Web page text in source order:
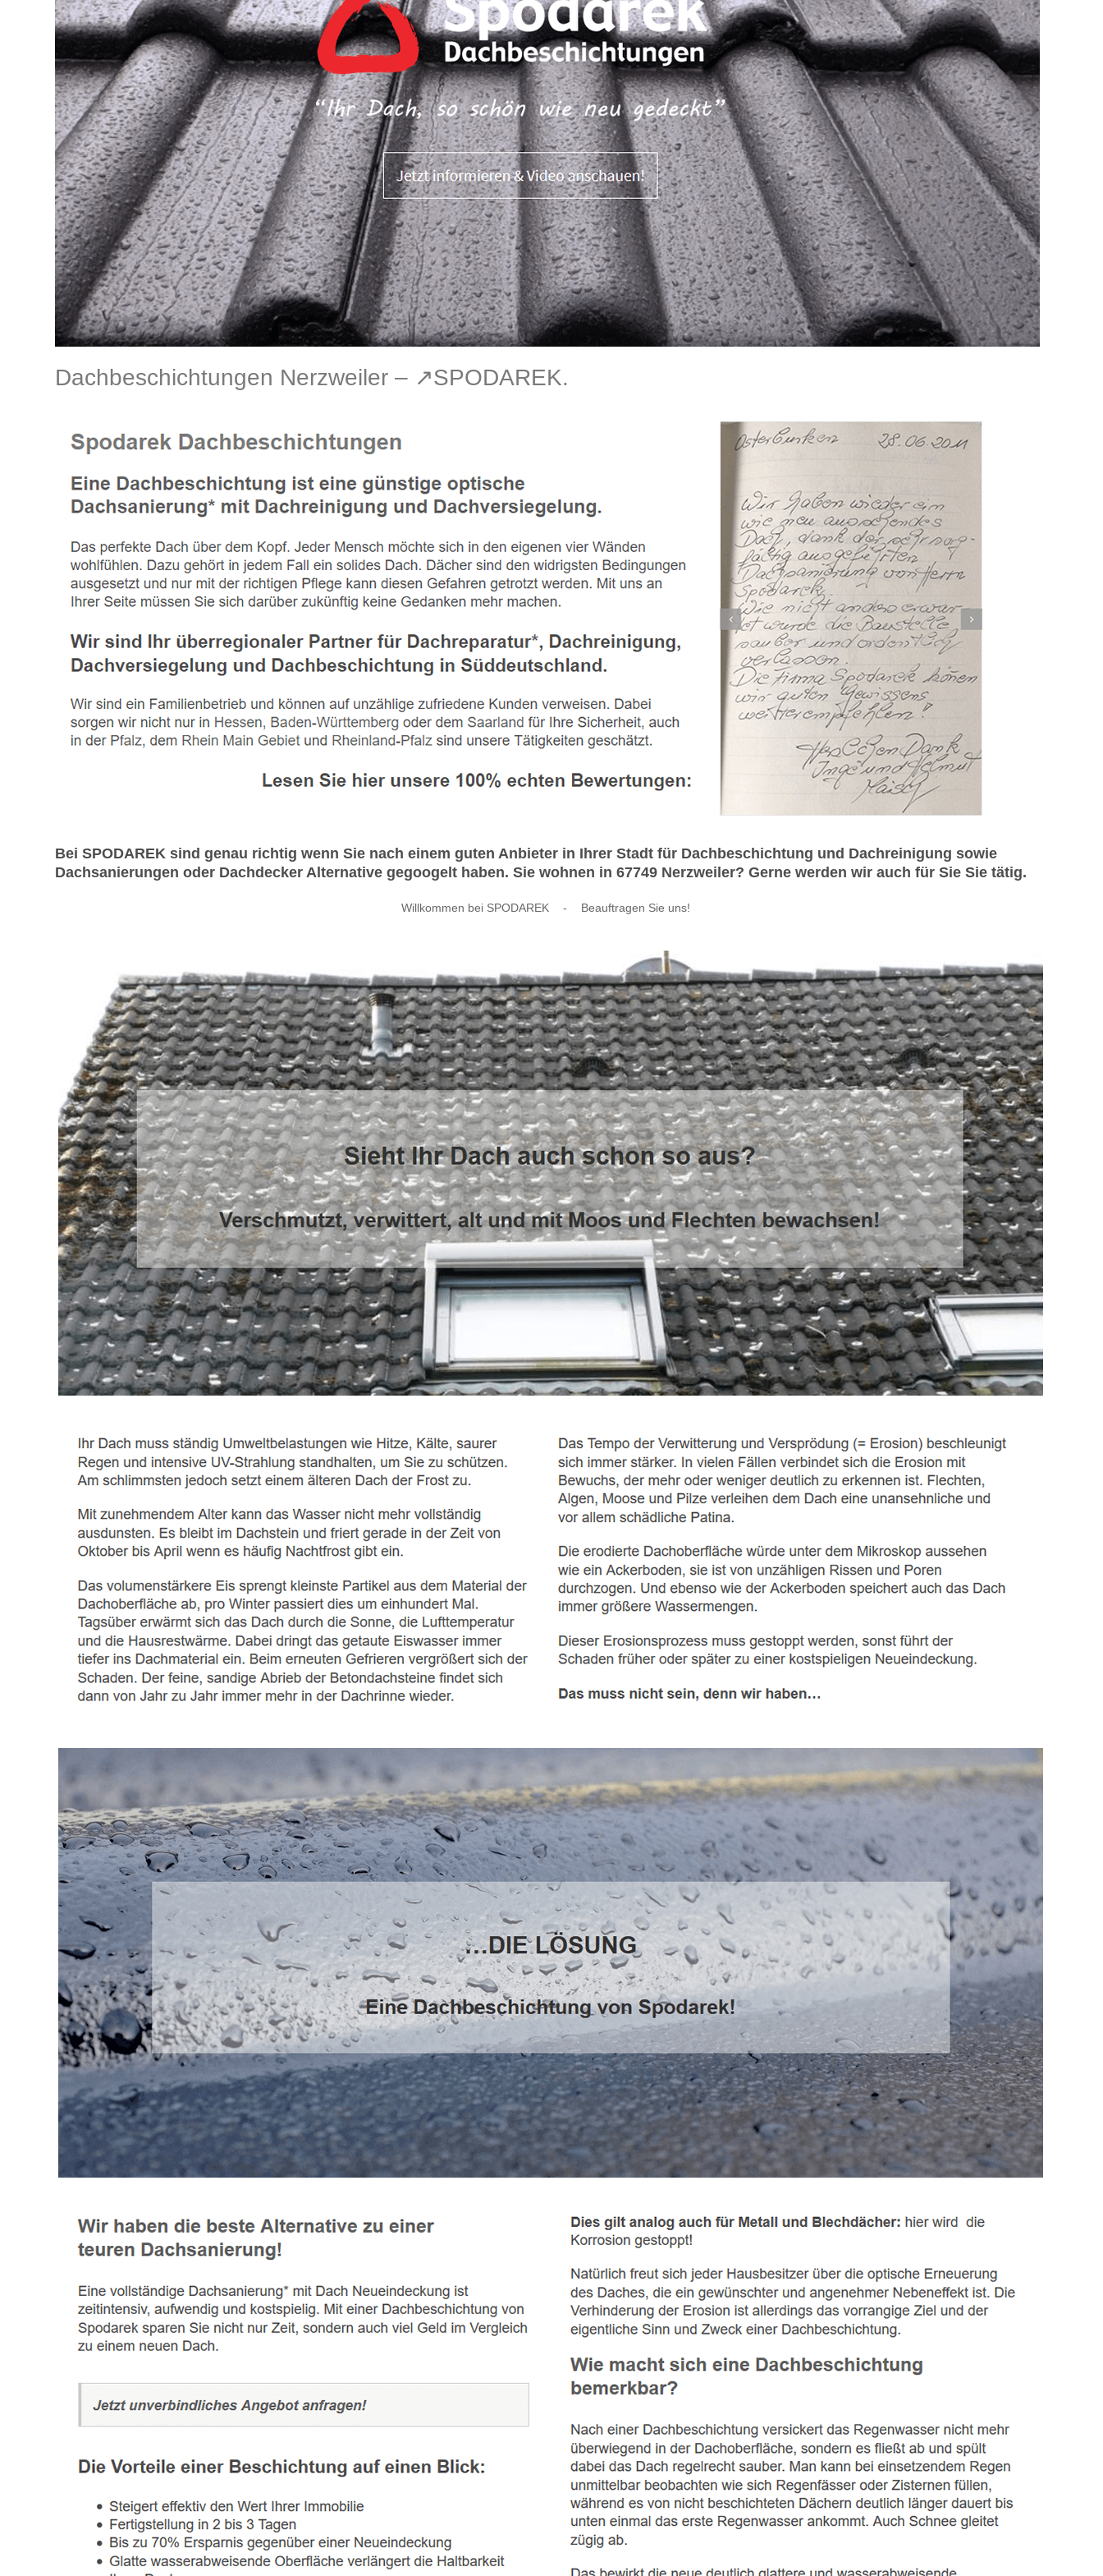
Dachbeschichtungen Nerzweiler – ↗️SPODAREK.
Bei SPODAREK sind genau richtig wenn Sie nach einem guten Anbieter in Ihrer Stadt für Dachbeschichtung und Dachreinigung sowie
Dachsanierungen oder Dachdecker Alternative gegoogelt haben. Sie wohnen in 67749 Nerzweiler? Gerne werden wir auch für Sie Sie tätig.
Willkommen bei SPODAREK - Beauftragen Sie uns!